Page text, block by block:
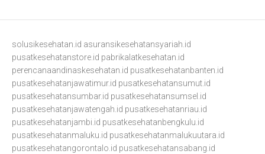
solusikesehatan.id asuransikesehatansyariah.id
pusatkesehatanstore.id pabrikalatkesehatan.id
perencanaandinaskesehatan.id pusatkesehatanbanten.id
pusatkesehatanjawatimur.id pusatkesehatansumut.id
pusatkesehatansumbar.id pusatkesehatansumsel.id
pusatkesehatanjawatengah.id pusatkesehatanriau.id
pusatkesehatanjambi.id pusatkesehatanbengkulu.id
pusatkesehatanmaluku.id pusatkesehatanmalukuutara.id
pusatkesehatangorontalo.id pusatkesehatansabang.id